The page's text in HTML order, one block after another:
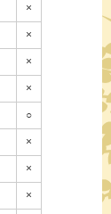
×
×
×
×
○
×
×
×